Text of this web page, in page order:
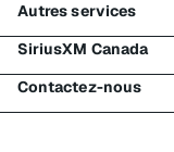
Mon essai SiriusXM
Mon abonnement
Essai gratuit de
Magasiner
Enregistrement
Effectuer un
Transfert de service
Autres services
Entreprises
SiriusXM Canada
Contactez-nous